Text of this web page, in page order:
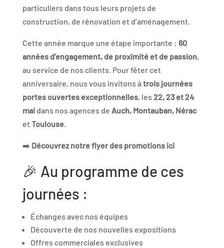
particuliers dans tous leurs projets de
construction, de rénovation et d’aménagement.
Cette année marque une étape importante : 60
années d’engagement, de proximité et de passion,
au service de nos clients. Pour fêter cet
anniversaire, nous vous invitons àtrois journées
portes ouvertes exceptionnelles, les 22, 23 et 24
maidans nos agences de Auch, Montauban, Nérac
et Toulouse.
➡️ Découvrez notre flyer des promotions ici
🎉 Au programme de ces
journées :
Échanges avec nos équipes
Découverte de nos nouvelles expositions
Offres commerciales exclusives